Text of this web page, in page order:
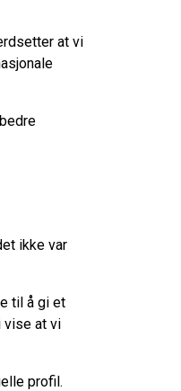
at vi
ikke var
til å gi et
vise at vi
profil.